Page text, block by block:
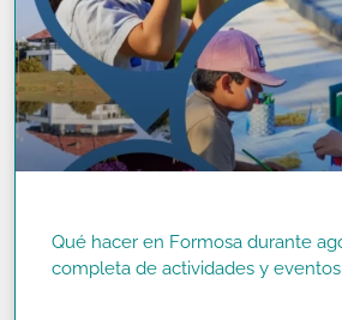
Qué hacer en Formosa durante
completa de actividades y eventos